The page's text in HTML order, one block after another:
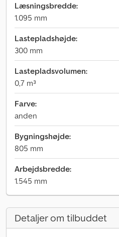
Læsningsbredde:
1.095 mm
Lastepladshøjde:
300 mm
Lastepladsvolumen:
0,7 m³
Farve:
anden
Bygningshøjde:
805 mm
Arbejdsbredde:
1.545 mm
Detaljer om tilbuddet